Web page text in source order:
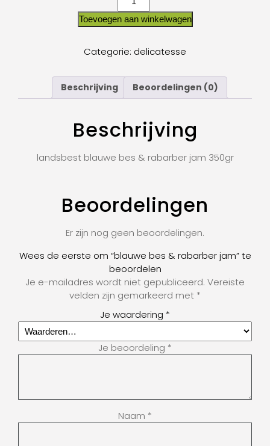
Toevoegen aan winkelwagen
Categorie: delicatesse
Beschrijving Beoordelingen (0)
Beschrijving
landsbest blauwe bes & rabarber jam 350gr
Beoordelingen
Er zijn nog geen beoordelingen.
Wees de eerste om “blauwe bes & rabarber jam” te
beoordelen
Je e-mailadres wordt niet gepubliceerd. Vereiste
velden zijn gemarkeerd met *
Je waardering *
Je beoordeling *
Naam *